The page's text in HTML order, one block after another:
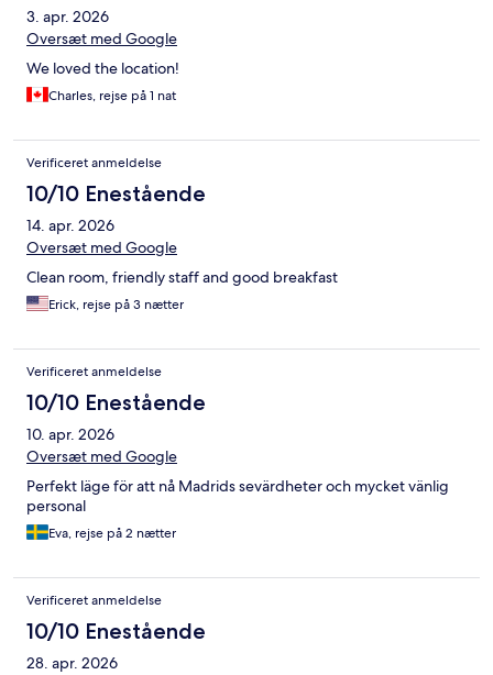
3. apr. 2026
Oversæt med Google
We loved the location!
Charles, rejse på 1 nat
Verificeret anmeldelse
10/10 Enestående
14. apr. 2026
Oversæt med Google
Clean room, friendly staff and good breakfast
Erick, rejse på 3 nætter
Verificeret anmeldelse
10/10 Enestående
10. apr. 2026
Oversæt med Google
Perfekt läge för att nå Madrids sevärdheter och mycket vänlig
personal
Eva, rejse på 2 nætter
Verificeret anmeldelse
10/10 Enestående
28. apr. 2026